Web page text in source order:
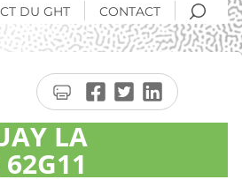
DU GHT CONTACT
LA
62G11
Imprimer
la
page
Partager
sur
Facebook
Partager
sur
Partager
sur